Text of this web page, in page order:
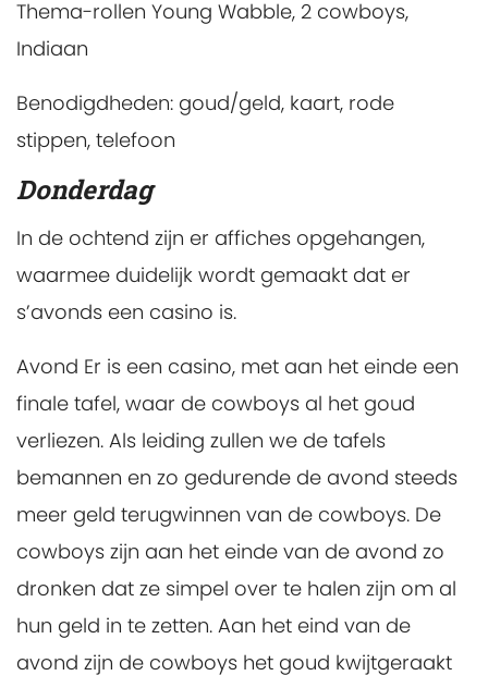
Thema-rollen Young Wabble, 2 cowboys,
Indiaan
Benodigdheden: goud/geld, kaart, rode
stippen, telefoon
Donderdag
In de ochtend zijn er affiches opgehangen,
waarmee duidelijk wordt gemaakt dat er
s’avonds een casino is.
Avond Er is een casino, met aan het einde een
finale tafel, waar de cowboys al het goud
verliezen. Als leiding zullen we de tafels
bemannen en zo gedurende de avond steeds
meer geld terugwinnen van de cowboys. De
cowboys zijn aan het einde van de avond zo
dronken dat ze simpel over te halen zijn om al
hun geld in te zetten. Aan het eind van de
avond zijn de cowboys het goud kwijtgeraakt